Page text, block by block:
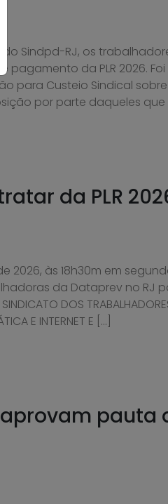
Sindpd-RJ, os
da PLR 2026. Foi
Custeio Sindical sobre
por parte daqueles que
da PLR
2026, às 18h30m em
da Dataprev no RJ
DOS
E INTERNET E […]
pauta